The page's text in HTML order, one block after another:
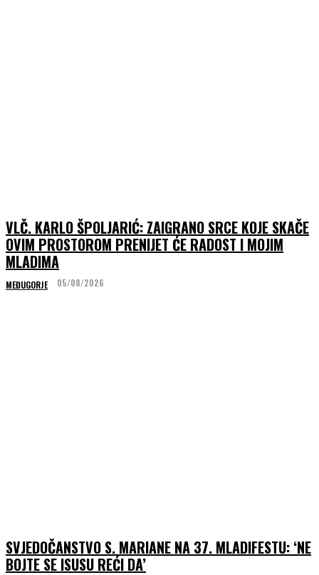
VLČ. KARLO ŠPOLJARIĆ: ZAIGRANO SRCE KOJE SKAČE
OVIM PROSTOROM PRENIJET ĆE RADOST I MOJIM
MLADIMA
MEĐUGORJE 05/08/2026
SVJEDOČANSTVO S. MARIANE NA 37. MLADIFESTU: ‘NE
BOJTE SE ISUSU REĆI DA’